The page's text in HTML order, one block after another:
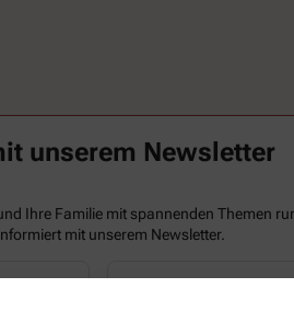
unserem Newsletter
Ihre Familie mit spannenden Themen
mit unserem Newsletter.